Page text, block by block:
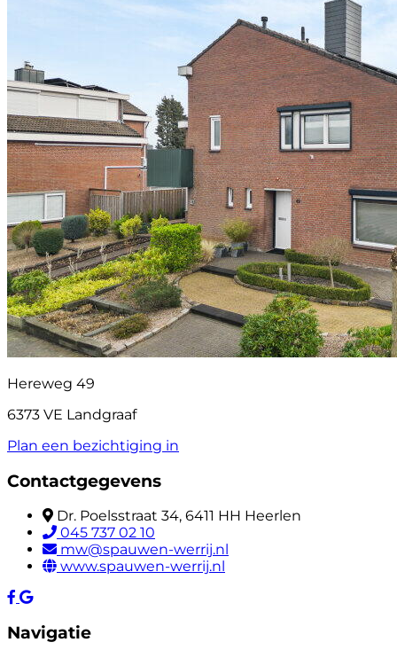
Hereweg 49
6373 VE Landgraaf
Plan een bezichtiging in
Contactgegevens
Dr. Poelsstraat 34, 6411 HH Heerlen
045 737 02 10
mw@spauwen-werrij.nl
www.spauwen-werrij.nl
Navigatie